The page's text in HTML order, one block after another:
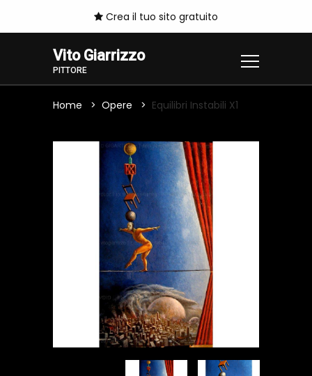
Crea il tuo sito gratuito
Vito Giarrizzo
PITTORE
Home Opere Equilibri Instabili X1